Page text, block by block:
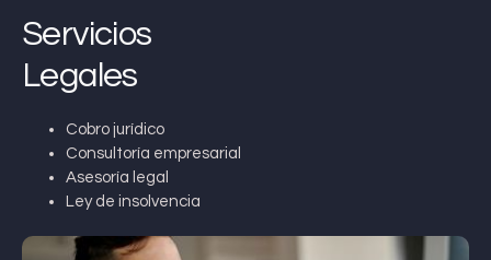
Servicios
Legales
Cobro jurídico
Consultoría empresarial
Asesoría legal
Ley de insolvencia